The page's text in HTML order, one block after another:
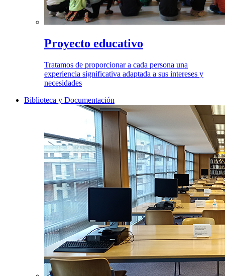
Proyecto educativo
Tratamos de proporcionar a cada persona una
experiencia significativa adaptada a sus intereses y
necesidades
Biblioteca y Documentación